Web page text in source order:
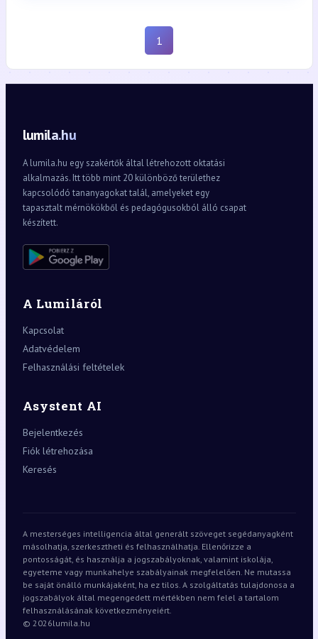
1
lumila.hu
A lumila.hu egy szakértők által létrehozott oktatási
alkalmazás. Itt több mint 20 különböző területhez
kapcsolódó tananyagokat talál, amelyeket egy
tapasztalt mérnökökből és pedagógusokból álló csapat
készített.
A Lumiláról
Kapcsolat
Adatvédelem
Felhasználási feltételek
Asystent AI
Bejelentkezés
Fiók létrehozása
Keresés
A mesterséges intelligencia által generált szöveget segédanyagként
másolhatja, szerkesztheti és felhasználhatja. Ellenőrizze a
pontosságát, és használja a jogszabályoknak, valamint iskolája,
egyeteme vagy munkahelye szabályainak megfelelően. Ne mutassa
be saját önálló munkájaként, ha ez tilos. A szolgáltatás tulajdonosa a
jogszabályok által megengedett mértékben nem felel a tartalom
felhasználásának következményeiért.
© 2026lumila.hu